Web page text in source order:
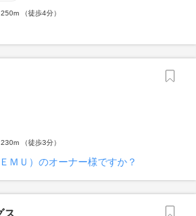
（徒歩4分）
（徒歩3分）
ＭＵ）のオーナー様ですか？
ス